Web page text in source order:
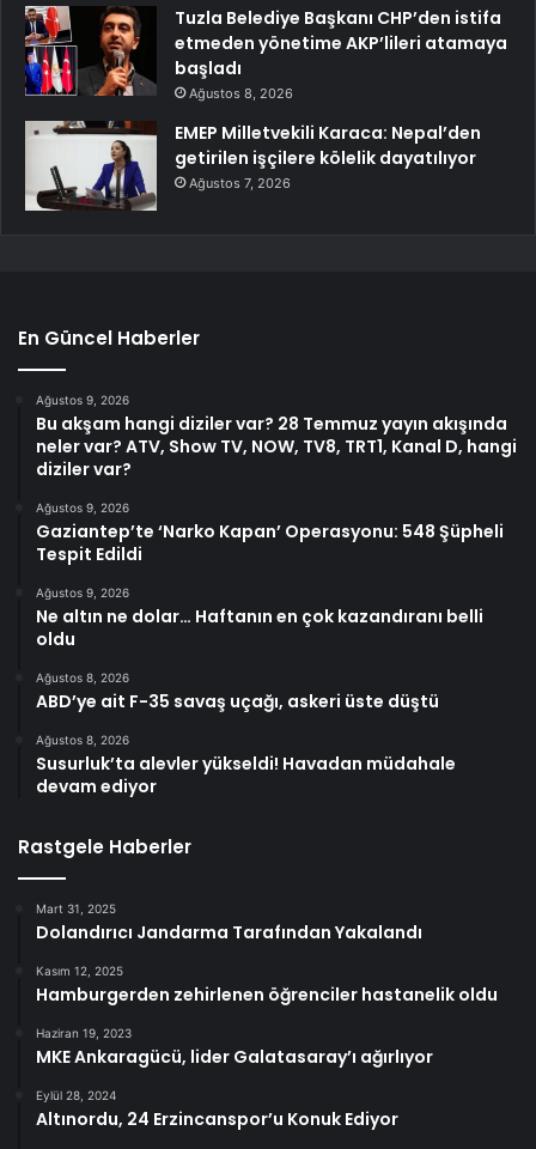
Tuzla Belediye Başkanı CHP’den istifa
etmeden yönetime AKP’lileri atamaya
başladı
Ağustos 8, 2026
EMEP Milletvekili Karaca: Nepal’den
getirilen işçilere kölelik dayatılıyor
Ağustos 7, 2026
En Güncel Haberler
Ağustos 9, 2026
Bu akşam hangi diziler var? 28 Temmuz yayın akışında
neler var? ATV, Show TV, NOW, TV8, TRT1, Kanal D, hangi
diziler var?
Ağustos 9, 2026
Gaziantep’te ‘Narko Kapan’ Operasyonu: 548 Şüpheli
Tespit Edildi
Ağustos 9, 2026
Ne altın ne dolar… Haftanın en çok kazandıranı belli
oldu
Ağustos 8, 2026
ABD’ye ait F-35 savaş uçağı, askeri üste düştü
Ağustos 8, 2026
Susurluk’ta alevler yükseldi! Havadan müdahale
devam ediyor
Rastgele Haberler
Mart 31, 2025
Dolandırıcı Jandarma Tarafından Yakalandı
Kasım 12, 2025
Hamburgerden zehirlenen öğrenciler hastanelik oldu
Haziran 19, 2023
MKE Ankaragücü, lider Galatasaray’ı ağırlıyor
Eylül 28, 2024
Altınordu, 24 Erzincanspor’u Konuk Ediyor